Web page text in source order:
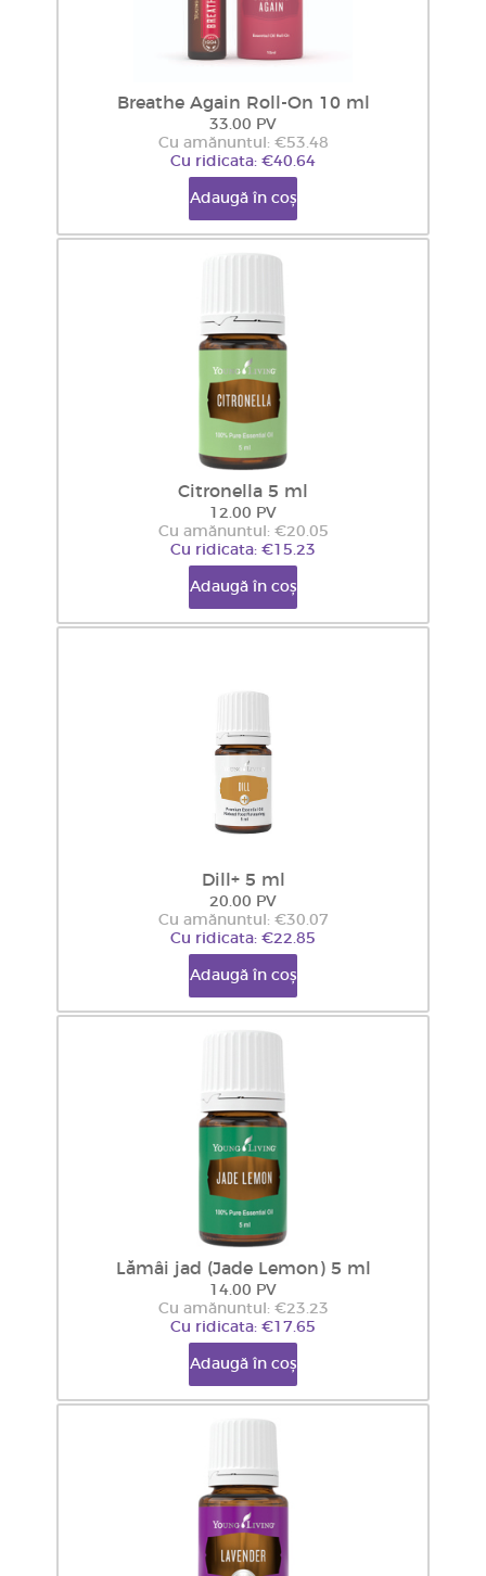
Breathe Again Roll-On 10 ml
33.00 PV
Cu amănuntul: €53.48
Cu ridicata: €40.64
Adaugă în coș
Citronella 5 ml
12.00 PV
Cu amănuntul: €20.05
Cu ridicata: €15.23
Adaugă în coș
Dill+ 5 ml
20.00 PV
Cu amănuntul: €30.07
Cu ridicata: €22.85
Adaugă în coș
Lămâi jad (Jade Lemon) 5 ml
14.00 PV
Cu amănuntul: €23.23
Cu ridicata: €17.65
Adaugă în coș